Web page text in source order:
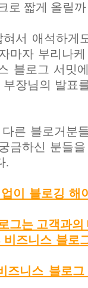
로 짧게 올릴
혀서 애석하게
마자 부리나
블로그 서밋
부장님의 발표
른 블로거분
금하신 분들
.
이 블로깅 해
그는 고객과의
비즈니스 블로
즈니스 블로